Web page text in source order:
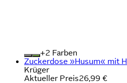
+
Farben
Zuckerdose »Husum« mit
Krüger
Aktueller Preis26,99 €